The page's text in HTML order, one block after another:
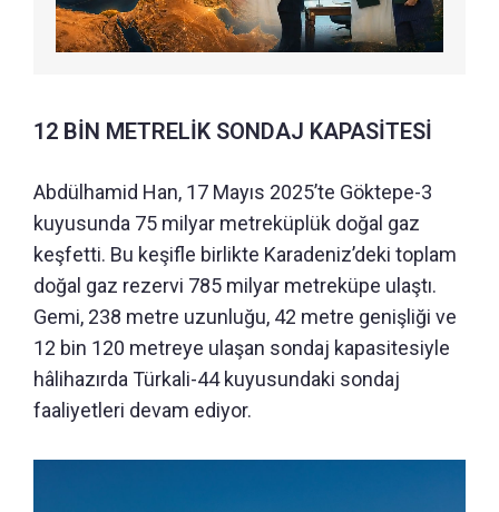
12 BİN METRELİK SONDAJ KAPASİTESİ
Abdülhamid Han, 17 Mayıs 2025’te Göktepe-3
kuyusunda 75 milyar metreküplük doğal gaz
keşfetti. Bu keşifle birlikte Karadeniz’deki toplam
doğal gaz rezervi 785 milyar metreküpe ulaştı.
Gemi, 238 metre uzunluğu, 42 metre genişliği ve
12 bin 120 metreye ulaşan sondaj kapasitesiyle
hâlihazırda Türkali-44 kuyusundaki sondaj
faaliyetleri devam ediyor.